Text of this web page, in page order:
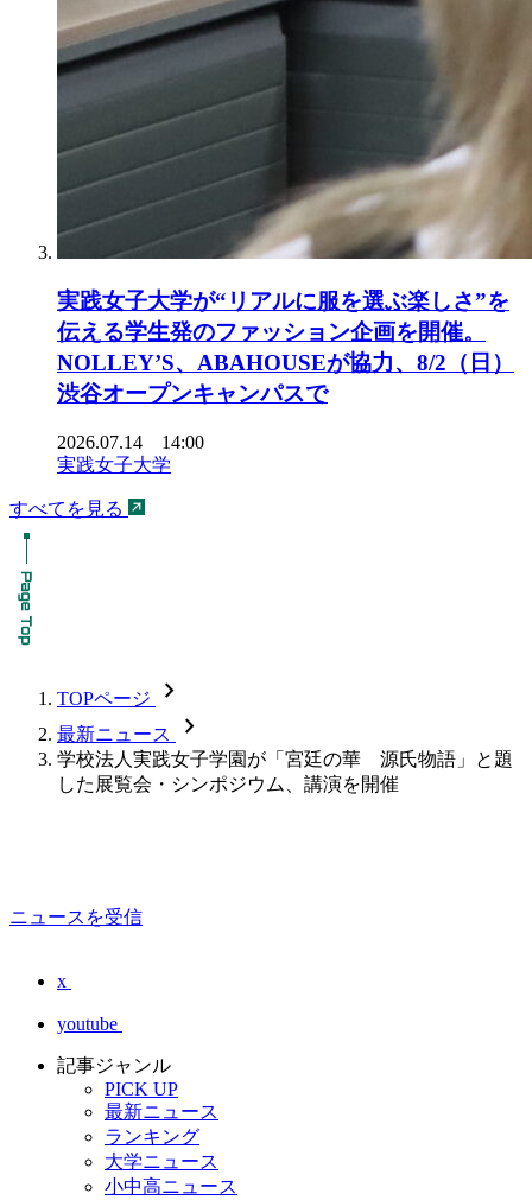
実践女子大学が“リアルに服を選ぶ楽しさ”を
伝える学生発のファッション企画を開催。
NOLLEY’S、ABAHOUSEが協力、8/2（日）
渋谷オープンキャンパスで
2026.07.14 14:00
実践女子大学
すべてを見る
TOPページ chevron_forward
最新ニュース chevron_forward
学校法人実践女子学園が「宮廷の華 源氏物語」と題
した展覧会・シンポジウム、講演を開催
ニュースを受信
x
youtube
記事ジャンル
PICK UP
最新ニュース
ランキング
大学ニュース
小中高ニュース